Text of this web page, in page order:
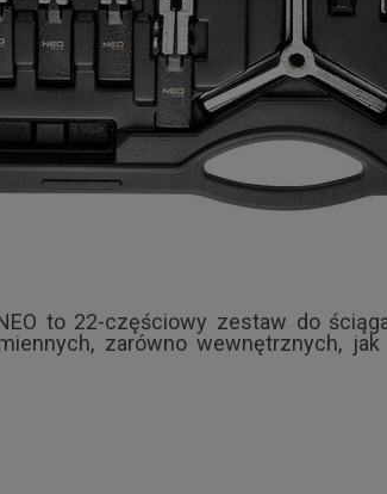
to 22-częściowy zestaw do
zarówno wewnętrznych,